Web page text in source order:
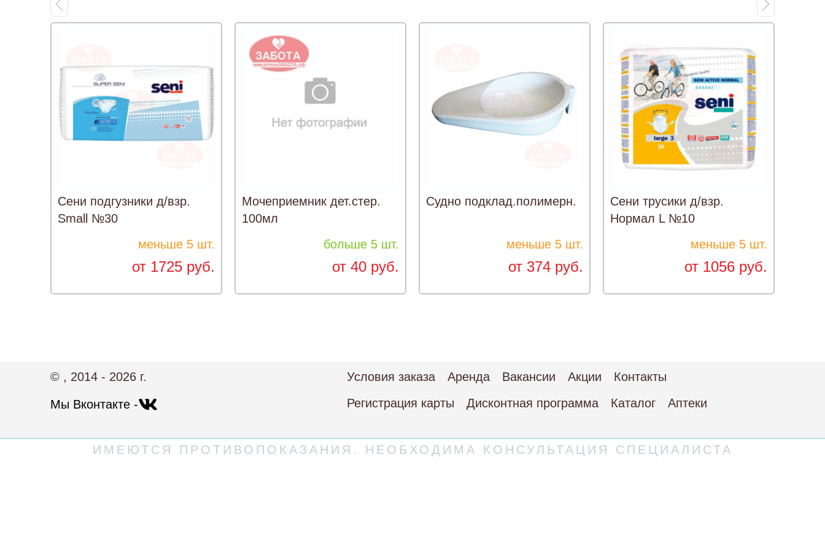
Сени подгузники д/взр.
Small №30
меньше 5 шт.
от 1725 руб.
Мочеприемник дет.стер.
100мл
больше 5 шт.
от 40 руб.
Судно подклад.полимерн.
меньше 5 шт.
от 374 руб.
Сени трусики д/взр.
Нормал L №10
меньше 5 шт.
от 1056 руб.
© , 2014 - 2026 г.
Мы Вконтакте -
Условия заказа Аренда Вакансии Акции
Контакты
Регистрация карты
Дисконтная программа Каталог Аптеки
ИМЕЮТСЯ ПРОТИВОПОКАЗАНИЯ. НЕОБХОДИМА КОНСУЛЬТАЦИЯ СПЕЦИАЛИСТА